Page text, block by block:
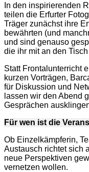
In den inspirierenden
teilen die Erfurter
Träger zunächst ihre
bewährten (und
und sind genauso
die ihr mit an den
Statt Frontalunterricht
kurzen Vorträgen,
für Diskussion und
lassen wir den Abend
Gesprächen
Für wen ist die
Ob Einzelkämpferin,
Austausch richtet sich
neue Perspektiven
vernetzen wollen.